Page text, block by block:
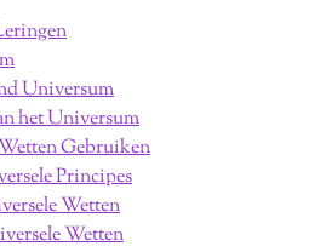
Universum
het Universum
Gebruiken
Principes
Wetten
Wetten